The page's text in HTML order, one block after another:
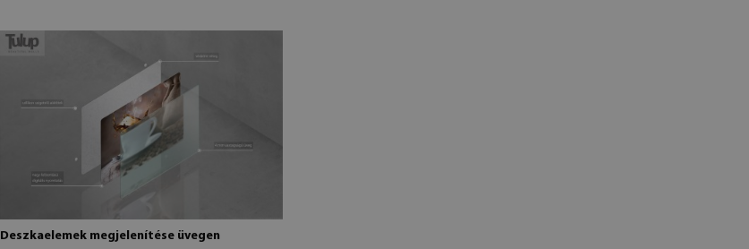
Deszkaelemek megjelenítése üvegen